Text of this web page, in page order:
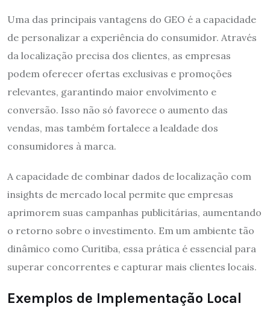
Uma das principais vantagens do GEO é a capacidade
de personalizar a experiência do consumidor. Através
da localização precisa dos clientes, as empresas
podem oferecer ofertas exclusivas e promoções
relevantes, garantindo maior envolvimento e
conversão. Isso não só favorece o aumento das
vendas, mas também fortalece a lealdade dos
consumidores à marca.
A capacidade de combinar dados de localização com
insights de mercado local permite que empresas
aprimorem suas campanhas publicitárias, aumentando
o retorno sobre o investimento. Em um ambiente tão
dinâmico como Curitiba, essa prática é essencial para
superar concorrentes e capturar mais clientes locais.
Exemplos de Implementação Local